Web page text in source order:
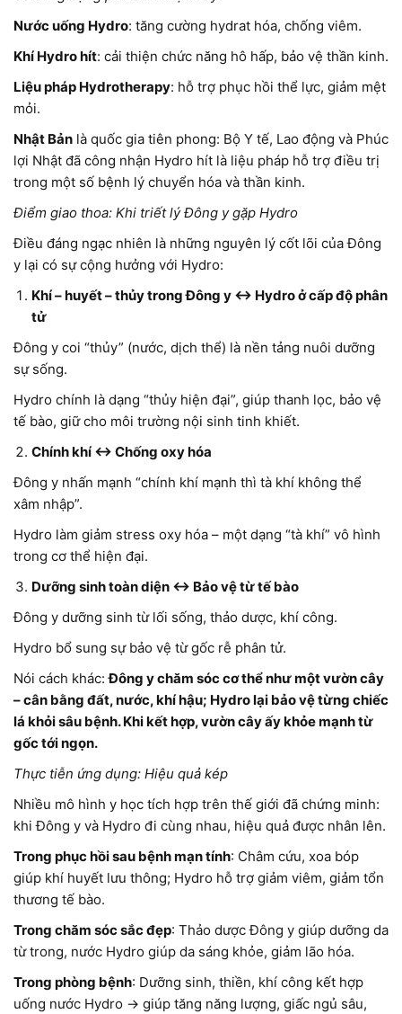
Nước uống Hydro: tăng cường hydrat hóa, chống viêm.
Khí Hydro hít: cải thiện chức năng hô hấp, bảo vệ thần kinh.
Liệu pháp Hydrotherapy: hỗ trợ phục hồi thể lực, giảm mệt
mỏi.
Nhật Bản là quốc gia tiên phong: Bộ Y tế, Lao động và Phúc
lợi Nhật đã công nhận Hydro hít là liệu pháp hỗ trợ điều trị
trong một số bệnh lý chuyển hóa và thần kinh.
Điểm giao thoa: Khi triết lý Đông y gặp Hydro
Điều đáng ngạc nhiên là những nguyên lý cốt lõi của Đông
y lại có sự cộng hưởng với Hydro:
Khí – huyết – thủy trong Đông y ↔ Hydro ở cấp độ phân
tử
Đông y coi “thủy” (nước, dịch thể) là nền tảng nuôi dưỡng
sự sống.
Hydro chính là dạng “thủy hiện đại”, giúp thanh lọc, bảo vệ
tế bào, giữ cho môi trường nội sinh tinh khiết.
Chính khí ↔ Chống oxy hóa
Đông y nhấn mạnh “chính khí mạnh thì tà khí không thể
xâm nhập”.
Hydro làm giảm stress oxy hóa – một dạng “tà khí” vô hình
trong cơ thể hiện đại.
Dưỡng sinh toàn diện ↔ Bảo vệ từ tế bào
Đông y dưỡng sinh từ lối sống, thảo dược, khí công.
Hydro bổ sung sự bảo vệ từ gốc rễ phân tử.
Nói cách khác:Đông y chăm sóc cơ thể như một vườn cây
– cân bằng đất, nước, khí hậu; Hydro lại bảo vệ từng chiếc
lá khỏi sâu bệnh. Khi kết hợp, vườn cây ấy khỏe mạnh từ
gốc tới ngọn.
Thực tiễn ứng dụng: Hiệu quả kép
Nhiều mô hình y học tích hợp trên thế giới đã chứng minh:
khi Đông y và Hydro đi cùng nhau, hiệu quả được nhân lên.
Trong phục hồi sau bệnh mạn tính: Châm cứu, xoa bóp
giúp khí huyết lưu thông; Hydro hỗ trợ giảm viêm, giảm tổn
thương tế bào.
Trong chăm sóc sắc đẹp: Thảo dược Đông y giúp dưỡng da
từ trong, nước Hydro giúp da sáng khỏe, giảm lão hóa.
Trong phòng bệnh: Dưỡng sinh, thiền, khí công kết hợp
uống nước Hydro → giúp tăng năng lượng, giấc ngủ sâu,